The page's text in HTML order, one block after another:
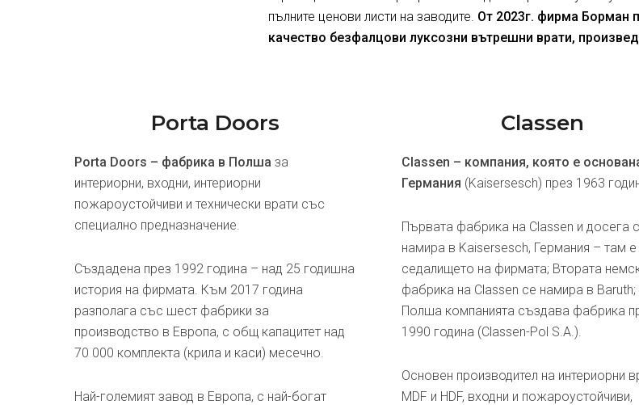
пълните ценови листи на заводите. От 2023г. фирма Борман
качество безфалцови луксозни вътрешни врати,
Porta Doors
Porta Doors – фабрика в Полша за
интериорни, входни, интериорни
пожароустойчиви и технически врати със
специално предназначение.
Създадена през 1992 година – над 25 годишна
история на фирмата. Към 2017 година
разполага със шест фабрики за
производство в Европа, с общ капацитет над
70 000 комплекта (крила и каси) месечно.
Най-големият завод в Европа, с най-богат
Classen
Classen – компания, която е
Германия (Kaisersesch) през 1963
Първата фабрика на Classen и досега
намира в Kaisersesch, Германия – там е
седалището на фирмата; Втората
фабрика на Classen се намира в Baruth;
Полша компанията създава фабрика
1990 година (Classen-Pol S.A.).
Основен производител на интериорни
MDF и HDF, входни и пожароустойчиви,